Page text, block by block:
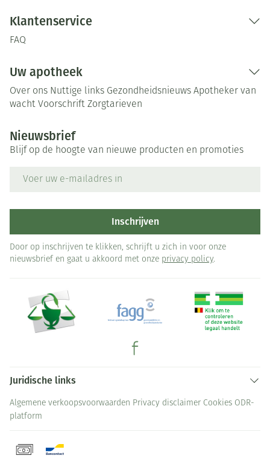
Klantenservice
FAQ
Uw apotheek
Over ons Nuttige links Gezondheidsnieuws Apotheker van
wacht Voorschrift Zorgtarieven
Nieuwsbrief
Blijf op de hoogte van nieuwe producten en promoties
Inschrijven
Door op inschrijven te klikken, schrijft u zich in voor onze
nieuwsbrief en gaat u akkoord met onze privacy policy.
Juridische links
Algemene verkoopsvoorwaarden Privacy disclaimer Cookies ODR-
platform